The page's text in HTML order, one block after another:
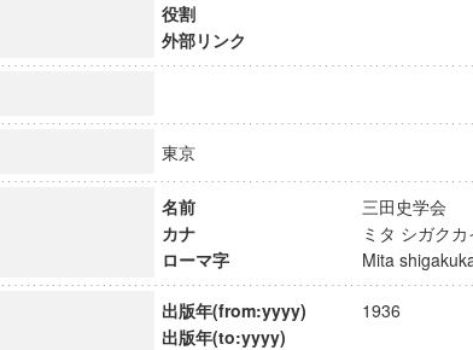
役割
外部リンク
東京
名前
三田史学会
カナ
ミタ シガク
ローマ字
Mita
出版年(from:yyyy)
1936
出版年(to:yyyy)